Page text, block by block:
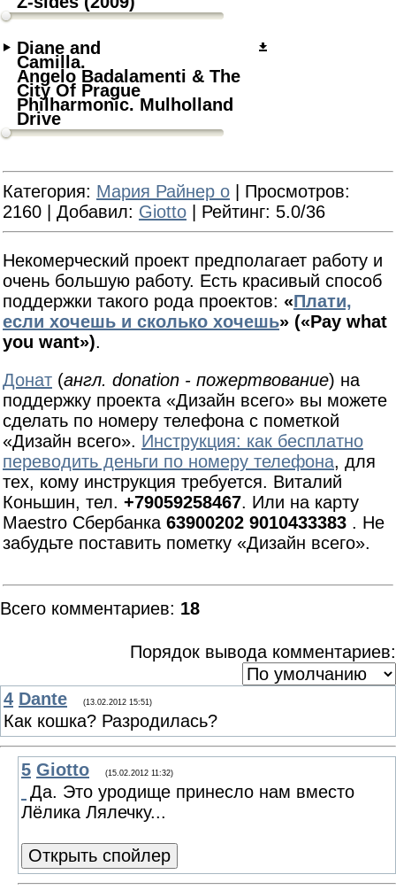
Diane and
Camilla.
Angelo Badalamenti & The
City Of Prague
Philharmonic. Mulholland
Drive
Категория: Мария Райнер о Просмотров:
2160 | Добавил: Giotto Рейтинг: 5.0/36
Некомерческий проект предполагает работу и
очень большую работу. Есть красивый способ
поддержки такого рода проектов: «Плати,
если хочешь и сколько хочешь» («Pay what
you want»).
Донат (англ. donation - пожертвование) на
поддержку проекта «Дизайн всего» вы можете
сделать по номеру телефона с пометкой
«Дизайн всего». Инструкция: как бесплатно
переводить деньги по номеру телефона, для
тех, кому инструкция требуется. Виталий
Коньшин, тел. +79059258467. Или на карту
Maestro Сбербанка 63900202 9010433383 . Не
забудьте поставить пометку «Дизайн всего».
Всего комментариев: 18
Порядок вывода комментариев:
4 Dante (13.02.2012 15:51)
Как кошка? Разродилась?
5 Giotto (15.02.2012 11:32)
Да. Это уродище принесло нам вместо
Лёлика Лялечку...